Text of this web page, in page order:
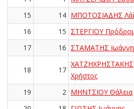
15
14 ΜΠΟΤΟΣΙΑΔΗΣ
16
15 ΣΤΕΡΓΙΟΥ
17
16 ΣΤΑΜΑΤΗΣ
18 17
ΧΑΤΖΗΧΡΗΣΤΑΚΗΣ
Χρήστος
19 2 ΜΗΝΤΣΙΟΥ Θάλεια